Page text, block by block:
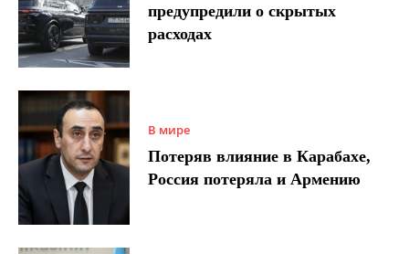
предупредили о скрытых
расходах
В мире
Потеряв влияние в Карабахе,
Россия потеряла и Армению